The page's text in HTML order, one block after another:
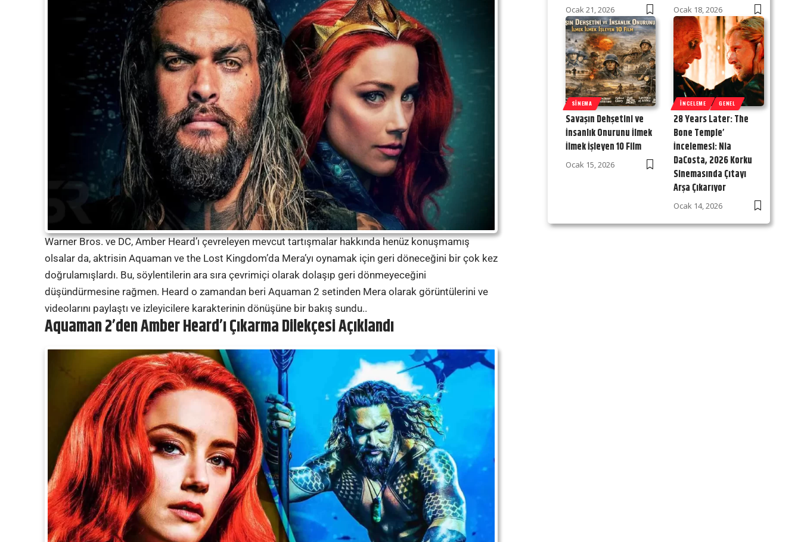
Warner Bros. ve DC, Amber Heard’ı çevreleyen mevcut tartışmalar hakkında henüz konuşmamış
olsalar da, aktrisin Aquaman ve the Lost Kingdom’da Mera’yı oynamak için geri döneceğini bir çok kez
doğrulamışlardı. Bu, söylentilerin ara sıra çevrimiçi olarak dolaşıp geri dönmeyeceğini
düşündürmesine rağmen. Heard o zamandan beri Aquaman 2 setinden Mera olarak görüntülerini ve
videolarını paylaştı ve izleyicilere karakterinin dönüşüne bir bakış sundu..
Aquaman 2’den Amber Heard’ı Çıkarma Dilekçesi Açıklandı
Ocak 21, 2026 Ocak 18, 2026
SINEMA
Savaşın Dehşetini ve
İnsanlık Onurunu İlmek
İlmek İşleyen 10 Film
Ocak 15, 2026
İNCELEME GENEL
28 Years Later: The
Bone Temple’
İncelemesi: Nia
DaCosta, 2026 Korku
Sinemasında Çıtayı
Arşa Çıkarıyor
Ocak 14, 2026